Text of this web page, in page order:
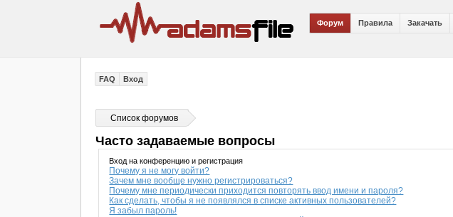
Форум Правила Закачать
FAQ Вход
Список форумов
Часто задаваемые вопросы
Вход на конференцию и регистрация
Почему я не могу войти?
Зачем мне вообще нужно регистрироваться?
Почему мне периодически приходится повторять ввод имени и пароля?
Как сделать, чтобы я не появлялся в списке активных пользователей?
Я забыл пароль!